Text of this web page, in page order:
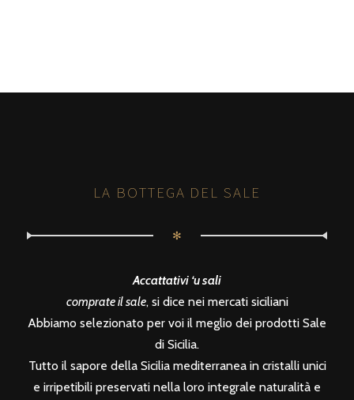
LA BOTTEGA DEL SALE
✻
Accattativi ‘u sali
comprate il sale, si dice nei mercati siciliani
Abbiamo selezionato per voi il meglio dei prodotti Sale
di Sicilia.
Tutto il sapore della Sicilia mediterranea in cristalli unici
e irripetibili preservati nella loro integrale naturalità e